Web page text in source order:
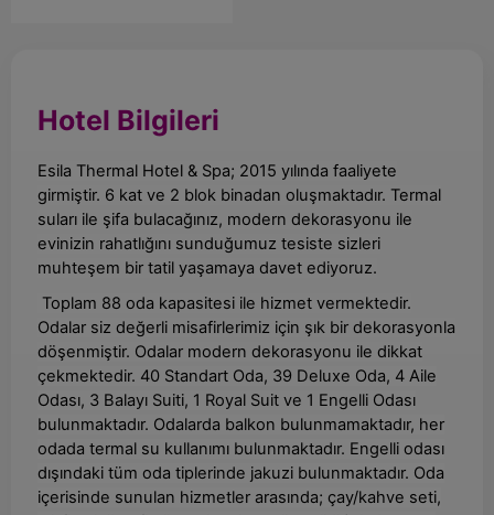
Hotel Bilgileri
Esila Thermal Hotel & Spa; 2015 yılında faaliyete
girmiştir. 6 kat ve 2 blok binadan oluşmaktadır. Termal
suları ile şifa bulacağınız, modern dekorasyonu ile
evinizin rahatlığını sunduğumuz tesiste sizleri
muhteşem bir tatil yaşamaya davet ediyoruz.
Toplam 88 oda kapasitesi ile hizmet vermektedir.
Odalar siz değerli misafirlerimiz için şık bir dekorasyonla
döşenmiştir. Odalar modern dekorasyonu ile dikkat
çekmektedir. 40 Standart Oda, 39 Deluxe Oda, 4 Aile
Odası, 3 Balayı Suiti, 1 Royal Suit ve 1 Engelli Odası
bulunmaktadır. Odalarda balkon bulunmamaktadır, her
odada termal su kullanımı bulunmaktadır. Engelli odası
dışındaki tüm oda tiplerinde jakuzi bulunmaktadır. Oda
içerisinde sunulan hizmetler arasında; çay/kahve seti,